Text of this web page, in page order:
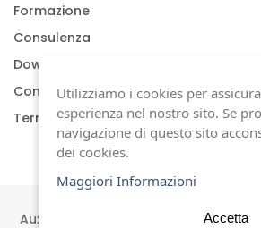
Formazione
Consulenza
Download documenti
Condizioni generali
Termini di garanzia
Auxilia s.a.s | Viale Carlo Sigonio, 227
Utilizziamo i cookies per
esperienza nel nostro sito. Se
navigazione di questo sito
dei cookies.
Maggiori Informazioni
Accetta